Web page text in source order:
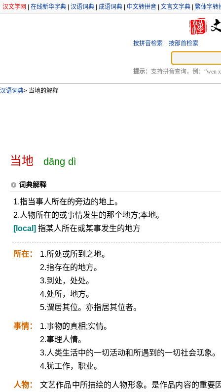
汉文学网 在线新华字典 汉语词典 成语词典 中文转拼音 文言文字典 繁体字转
按拼音检索 按部首检索
提示： 支持拼音查询，例：“wen
汉语词典> 当地的解释
当地 dāng dì
词典解释
1.指当事人所在的旁边的地上。
2.人物所在的或事情发生的那个地方;本地。
[local] 指某人所在或某事发生的地方
所在：
1.所处或所到之地。
2.指存在的地方。
3.到处，处处。
4.处所，地方。
5.谓居其位。亦指居其位者。
事情：
1.事物的真相;实情。
2.事理人情。
3.人类生活中的一切活动和所遇到的一切社会现象。
4.犹工作，职业。
人物：
文艺作品中所描绘的人物形象。是作品内容的重要